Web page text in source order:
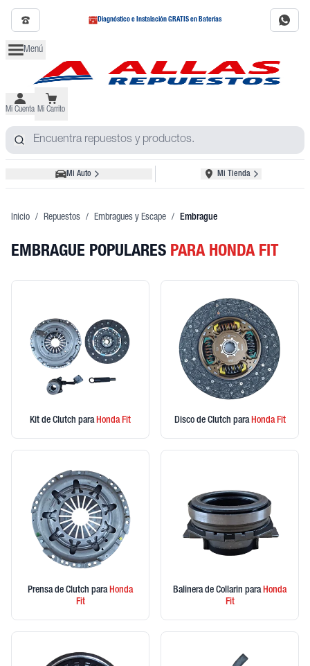
Diagnóstico e Instalación GRATIS en Baterías
Menú
Mi Cuenta Mi Carrito
Mi Auto Mi Tienda
Inicio / Repuestos / Embragues y Escape / Embrague
EMBRAGUE POPULARES PARA HONDA FIT
Kit de Clutch paraHondaFit Disco de Clutch paraHondaFit
Prensa de Clutch paraHonda
Fit
Balinera de Collarin paraHonda
Fit